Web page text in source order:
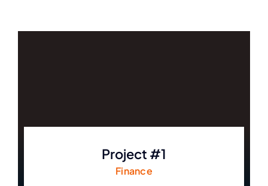
Project #1
Finance